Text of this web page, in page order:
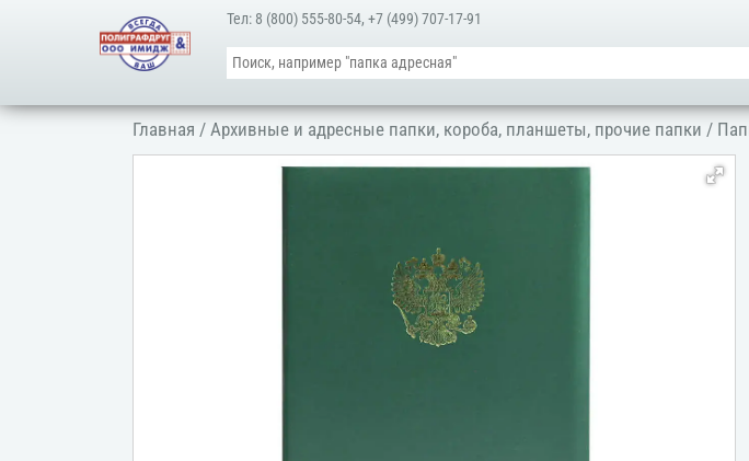
Тел: 8 (800) 555-80-54,+7 (499) 707-17-91
Главная /Архивные и адресные папки, короба, планшеты, прочие папки /